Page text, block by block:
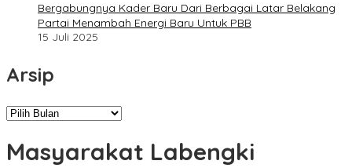
Bergabungnya Kader Baru Dari Berbagai Latar Belakang
Partai Menambah Energi Baru Untuk PBB
15 Juli 2025
Arsip
Arsip
Masyarakat Labengki